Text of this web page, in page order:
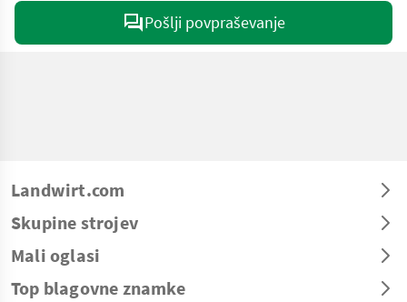
Pošlji povpraševanje
Landwirt.com
Skupine strojev
Mali oglasi
Top blagovne znamke